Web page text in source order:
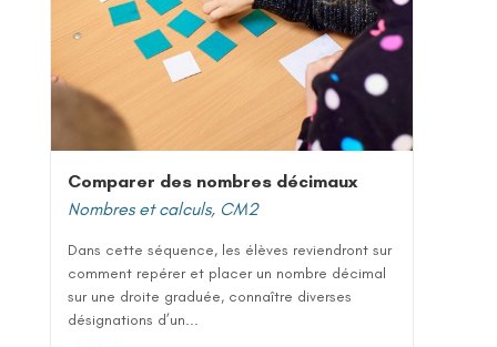
Comparer des nombres décimaux
Nombres et calculs, CM2
Dans cette séquence, les élèves reviendront sur
comment repérer et placer un nombre décimal
sur une droite graduée, connaître diverses
désignations d’un...